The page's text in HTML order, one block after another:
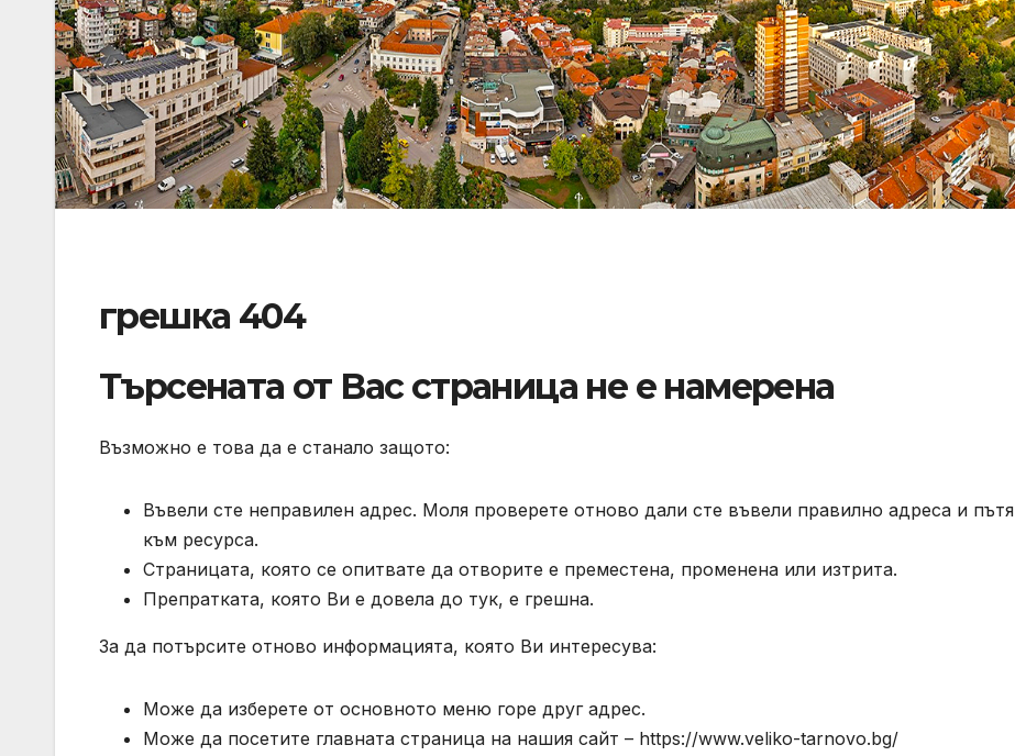
грешка 404
Търсената от Вас страница не е намерена
Възможно е това да е станало защото:
Въвели сте неправилен адрес. Моля проверете отново дали сте въвели правилно адреса и пътя
към ресурса.
Страницата, която се опитвате да отворите е преместена, променена или изтрита.
Препратката, която Ви е довела до тук, е грешна.
За да потърсите отново информацията, която Ви интересува:
Може да изберете от основното меню горе друг адрес.
Може да посетите главната страница на нашия сайт – https://www.veliko-tarnovo.bg/